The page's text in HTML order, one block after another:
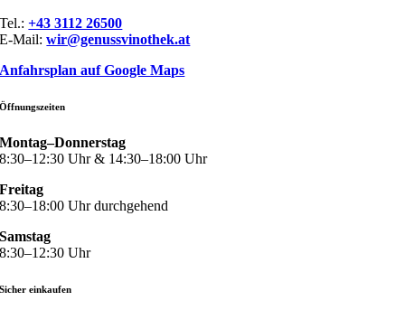
Tel.:+43 3112 26500
E-Mail:wir@genussvinothek.at
Anfahrsplan auf Google Maps
Öffnungszeiten
Montag–Donnerstag
8:30–12:30 Uhr & 14:30–18:00 Uhr
Freitag
8:30–18:00 Uhr durchgehend
Samstag
8:30–12:30 Uhr
Sicher einkaufen